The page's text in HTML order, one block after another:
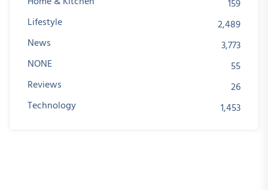
159
Lifestyle
2,489
News
3,773
NONE
55
Reviews
26
Technology
1,453